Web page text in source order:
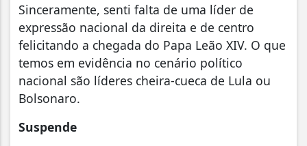
Sinceramente, senti falta de uma líder de
expressão nacional da direita e de centro
felicitando a chegada do Papa Leão XIV. O que
temos em evidência no cenário político
nacional são líderes cheira-cueca de Lula ou
Bolsonaro.
Suspende